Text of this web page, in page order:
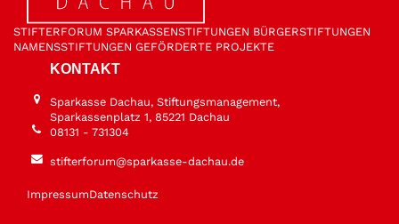
STIFTER­FORUM SPARKASSEN­STIFTUNGEN BÜRGER­STIFTUNGEN
NAMENS­STIFTUNGEN GEFÖRDERTE PROJEKTE
KONTAKT
Sparkasse Dachau, Stiftungsmanagement,
Sparkassenplatz 1, 85221 Dachau
08131 - 731304
stifterforum@sparkasse-dachau.de
ImpressumDatenschutz